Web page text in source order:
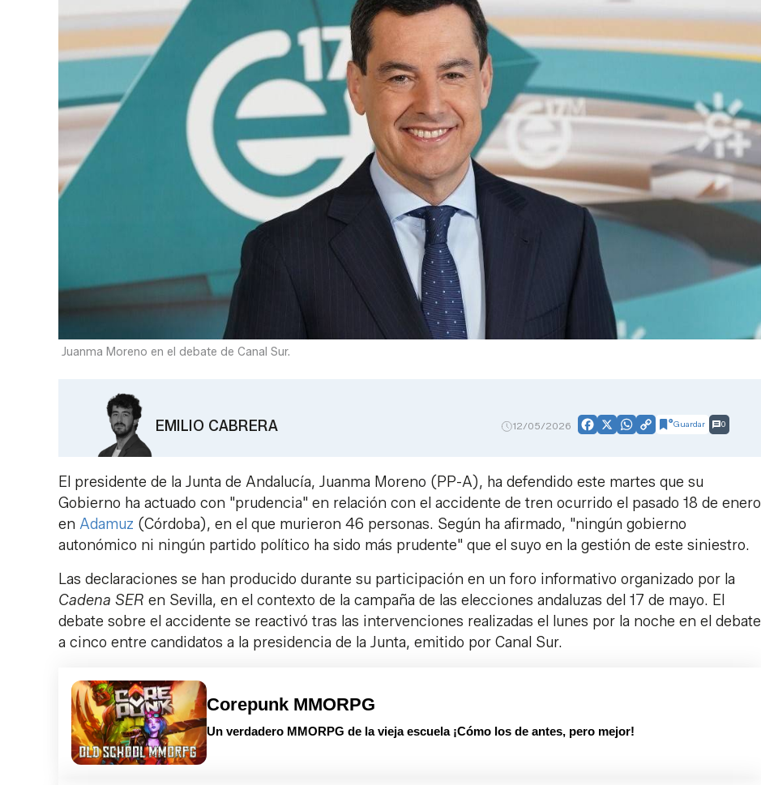
Juanma Moreno en el debate de Canal Sur.
EMILIO CABRERA 12/05/2026 Facebook
X WhatsApp
CopyGuardar 0
El presidente de la Junta de Andalucía, Juanma Moreno (PP-A), ha defendido este martes que su
Gobierno ha actuado con "prudencia" en relación con el accidente de tren ocurrido el pasado 18 de enero
en Adamuz (Córdoba), en el que murieron 46 personas. Según ha afirmado, "ningún gobierno
autonómico ni ningún partido político ha sido más prudente" que el suyo en la gestión de este siniestro.
Las declaraciones se han producido durante su participación en un foro informativo organizado por la
Cadena SER en Sevilla, en el contexto de la campaña de las elecciones andaluzas del 17 de mayo. El
debate sobre el accidente se reactivó tras las intervenciones realizadas el lunes por la noche en el debate
a cinco entre candidatos a la presidencia de la Junta, emitido por Canal Sur.
Corepunk MMORPG
Un verdadero MMORPG de la vieja escuela ¡Cómo los de antes, pero mejor!